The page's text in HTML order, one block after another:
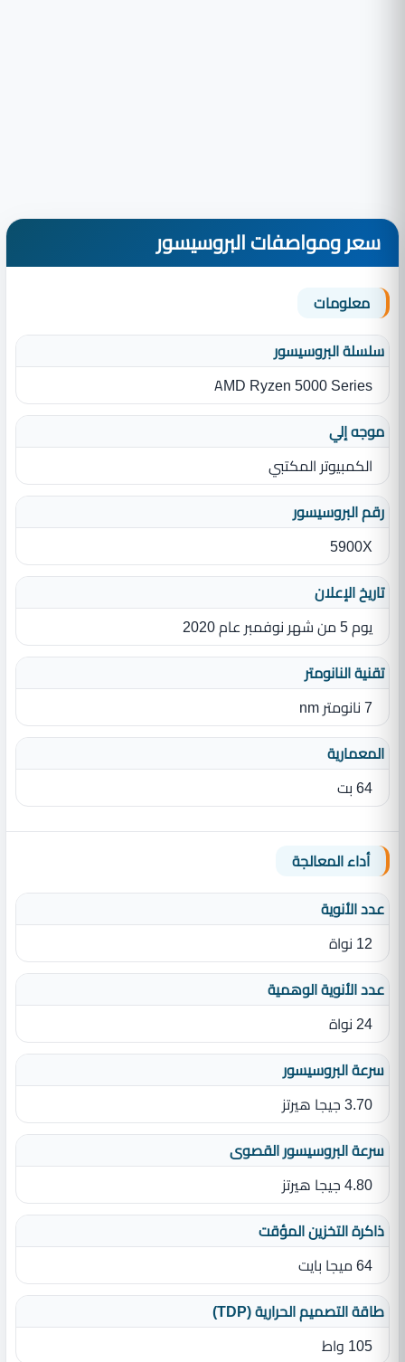
سعر ومواصفات البروسيسور
معلومات
سلسلة البروسيسور
AMD Ryzen 5000 Series
موجه إلي
الكمبيوتر المكتبي
رقم البروسيسور
5900X
تاريخ الإعلان
يوم 5 من شهر نوفمبر عام 2020
تقنية النانومتر
7 نانومتر nm
المعمارية
64 بت
أداء المعالجة
عدد الأنوية
12 نواة
عدد الأنوية الوهمية
24 نواة
سرعة البروسيسور
3.70 جيجا هيرتز
سرعة البروسيسور القصوى
4.80 جيجا هيرتز
ذاكرة التخزين المؤقت
64 ميجا بايت
طاقة التصميم الحرارية (TDP)
105 واط